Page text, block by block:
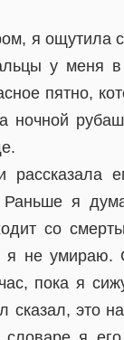
я ощутила
у меня
пятно,
ночной
рассказала
я
со
я не умираю.
пока я
сказал, это